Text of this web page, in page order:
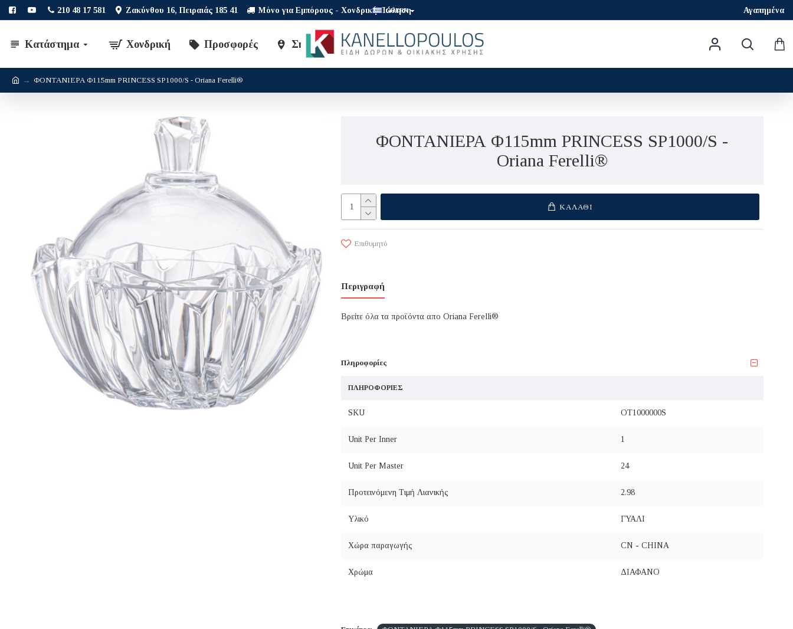
210 48 17 581 Ζακύνθου 16, Πειραιάς 185 41 Μόνο για Εμπόρους - Χονδρική Πώληση
GREEK Αγαπημένα
Κατάστημα Χονδρική Προσφορές Σημεία Πώλησης Brands
ΦΟΝΤΑΝΙΕΡΑ Φ115mm PRINCESS SP1000/S - Oriana Ferelli®
ΦΟΝΤΑΝΙΕΡΑ Φ115mm PRINCESS SP1000/S -
Oriana Ferelli®
ΚΑΛΆΘΙ
Επιθυμητό
Περιγραφή
Βρείτε όλα τα προϊόντα απο Oriana Ferelli®
Πληροφορίες
ΠΛΗΡΟΦΟΡΊΕΣ
SKU OT1000000S
Unit Per Inner 1
Unit Per Master 24
Προτεινόμενη Τιμή Λιανικής 2.98
Υλικό ΓΥΑΛΙ
Χώρα παραγωγής CN - CHINA
Χρώμα ΔΙΑΦΑΝΟ